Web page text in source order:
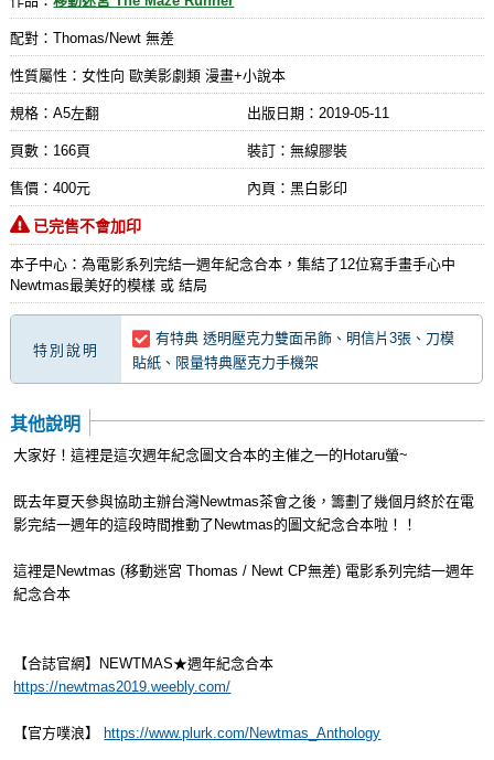
配對：Thomas/Newt 無差
性質屬性：女性向 歐美影劇類 漫畫+小說本
規格：A5左翻 出版日期： 2019-05-11
頁數：166頁 裝訂：無線膠裝
售價：400元 內頁：黑白影印
已完售不會加印
本子中心：為電影系列完結一週年紀念合本，集結了12位寫手畫手心中
Newtmas最美好的模樣 或 結局
特別說明
有特典 透明壓克力雙面吊飾、明信片3張、刀模
貼紙、限量特典壓克力手機架
其他說明
大家好！這裡是這次週年紀念圖文合本的主催之一的Hotaru螢~
既去年夏天參與協助主辦台灣Newtmas茶會之後，籌劃了幾個月終於在電
影完結一週年的這段時間推動了Newtmas的圖文紀念合本啦！！
這裡是Newtmas (移動迷宮 Thomas / Newt CP無差) 電影系列完結一週年
紀念合本
【合誌官網】NEWTMAS★週年紀念合本
https://newtmas2019.weebly.com/
【官方噗浪】 https://www.plurk.com/Newtmas_Anthology